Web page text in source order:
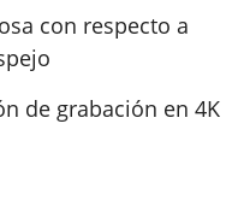
con respecto a
de grabación en 4K